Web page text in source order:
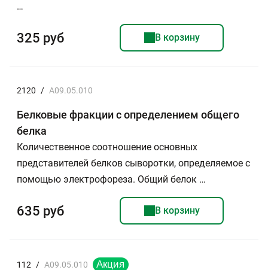
…
325 руб В корзину
2120 / A09.05.010
Белковые фракции с определением общего
белка
Количественное соотношение основных
представителей белков сыворотки, определяемое с
помощью электрофореза. Общий белок …
635 руб В корзину
112 / A09.05.010